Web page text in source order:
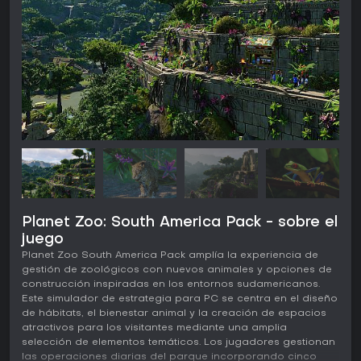
Planet Zoo: South America Pack - sobre el
juego
Planet Zoo South America Pack amplía la experiencia de
gestión de zoológicos con nuevos animales y opciones de
construcción inspiradas en los entornos sudamericanos.
Este simulador de estrategia para PC se centra en el diseño
de hábitats, el bienestar animal y la creación de espacios
atractivos para los visitantes mediante una amplia
selección de elementos temáticos. Los jugadores gestionan
las operaciones diarias del parque incorporando cinco